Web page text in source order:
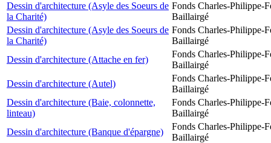
Dessin d'architecture (Asyle des Soeurs de
la Charité)
Fonds Charles-Philippe-
Baillairgé
Dessin d'architecture (Asyle des Soeurs de
la Charité)
Fonds Charles-Philippe-
Baillairgé
Dessin d'architecture (Attache en fer)
Fonds Charles-Philippe-
Baillairgé
Dessin d'architecture (Autel)
Fonds Charles-Philippe-
Baillairgé
Dessin d'architecture (Baie, colonnette,
linteau)
Fonds Charles-Philippe-
Baillairgé
Dessin d'architecture (Banque d'épargne)
Fonds Charles-Philippe-
Baillairgé